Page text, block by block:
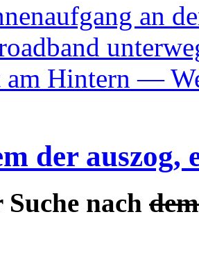
an
Hintern —
der auszog,
nach